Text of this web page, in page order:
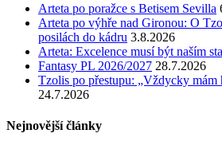
Arteta po poražce s Betisem Sevilla
Arteta po výhře nad Gironou: O
posilách do kádru 3.8.2026
Arteta: Excelence musí být naším
Fantasy PL 2026/2027 28.7.2026
Tzolis po přestupu: „Vždycky mám
24.7.2026
Nejnovější články